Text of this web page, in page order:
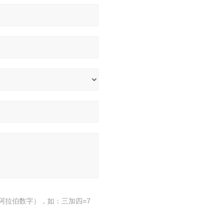
拉伯数字），如：三加四=7